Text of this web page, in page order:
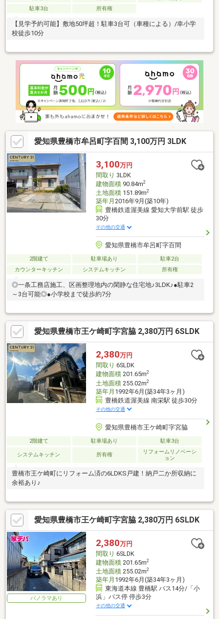
駐車3台
所有権
【見学予約可能】敷地50坪超！駐車3台可（車種による）/幸小学
校徒歩10分
愛知県豊橋市牟呂町字百間 3,100万円 3LDK
3,100万円
間取り 3LDK
建物面積90.84m2
土地面積151.89m2
築年月 2016年9月(築10年)
豊橋鉄道渥美線 愛知大学前駅 徒歩
30分
その他の交通
愛知県豊橋市牟呂町字百間
2階建て 駐車場あり
駐車2台
カウンターキッチン
システムキッチン 所有権
◎一条工務店施工、区画整理地内の閑静な住宅地♪3LDK♪●駐車2
～3台可能◎●小学校まで徒歩約7分
愛知県豊橋市王ケ崎町字宮脇 2,380万円 6SLDK
2,380万円
間取り 6SLDK
建物面積201.65m2
土地面積255.02m2
築年月 1992年6月(築34年3ヶ月)
豊橋鉄道渥美線 南栄駅 徒歩30分
その他の交通
愛知県豊橋市王ケ崎町字宮脇
2階建て 駐車場あり 駐車3台
システムキッチン 所有権
リフォームリノベーシ
ョン
豊橋市王ケ崎町にリフォーム済の6LDKS戸建！納戸二か所収納に
余裕あり♪
愛知県豊橋市王ケ崎町字宮脇 2,380万円 6SLDK
パノラマあり
2,380万円
間取り 6SLDK
建物面積201.65m2
土地面積255.02m2
築年月 1992年6月(築34年3ヶ月)
東海道本線 豊橋駅 バス14分/「小
浜」バス停 停歩3分
その他の交通